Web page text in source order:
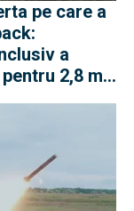
pe care a
a
2,8 mil.